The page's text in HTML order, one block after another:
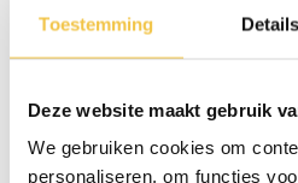
Toestemming Details
Deze website maakt gebruik
We gebruiken cookies om
personaliseren, om functies
gemaakt van koolstofvezel,
staat om zijn uitzonderlijke
eigenschappen. Dit maakt de
alleen duurzaam, maar ook
en te vervoeren.